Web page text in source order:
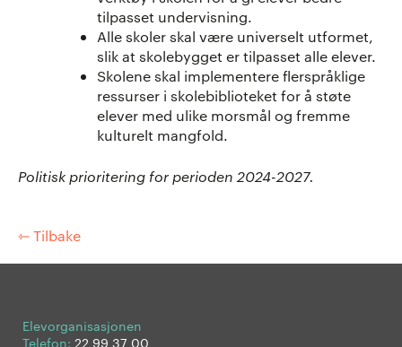
tilpasset undervisning.
Alle skoler skal være universelt utformet,
slik at skolebygget er tilpasset alle elever.
Skolene skal implementere flerspråklige
ressurser i skolebiblioteket for å støte
elever med ulike morsmål og fremme
kulturelt mangfold.
Politisk prioritering for perioden 2024-2027.
⇽ Tilbake
Elevorganisasjonen
Telefon: 22 99 37 00